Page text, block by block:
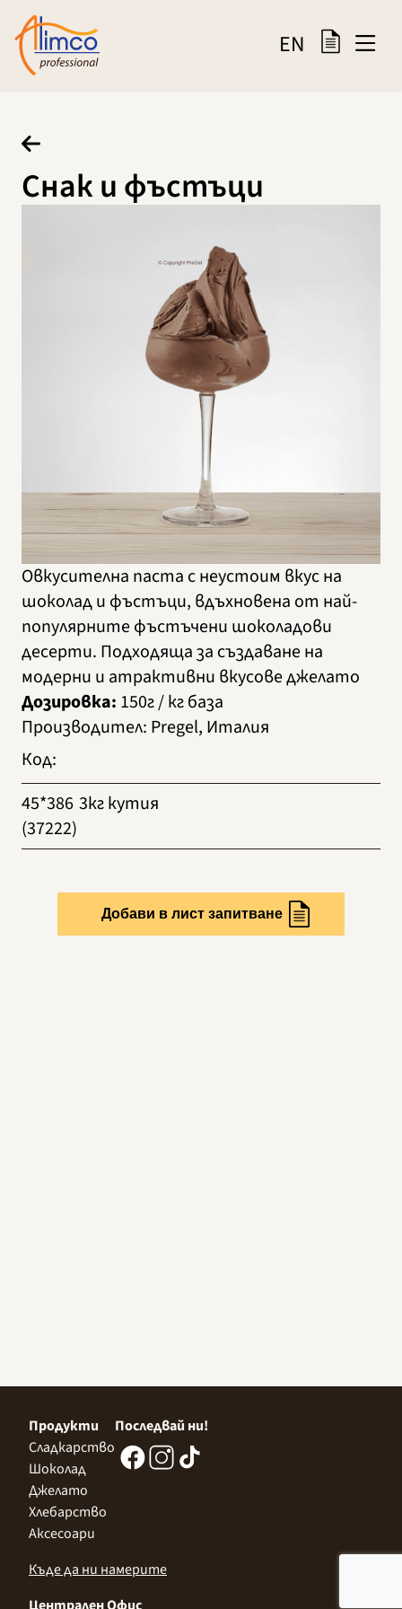
EN
Снак и фъстъци
Овкусителна паста с неустоим вкус на
шоколад и фъстъци, вдъхновена от най-
популярните фъстъчени шоколадови
десерти. Подходяща за създаване на
модерни и атрактивни вкусове джелато
Дозировка: 150г / кг база
Производител: Pregel, Италия
Код:
45*386
(37222)
3кг кутия
Добави в лист запитване
Продукти
Сладкарство
Шоколад
Джелато
Хлебарство
Аксесоари
Последвай ни!
Къде да ни намерите